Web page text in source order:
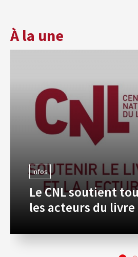
À la une
Infos
Le CNL soutient
les acteurs du livre